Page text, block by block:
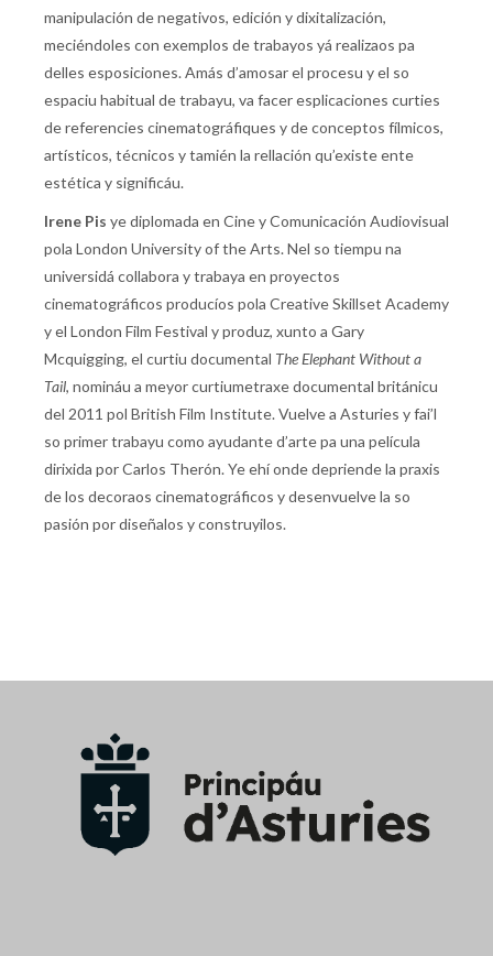
manipulación de negativos, edición y dixitalización,
meciéndoles con exemplos de trabayos yá realizaos pa
delles esposiciones. Amás d’amosar el procesu y el so
espaciu habitual de trabayu, va facer esplicaciones curties
de referencies cinematográfiques y de conceptos fílmicos,
artísticos, técnicos y tamién la rellación qu’existe ente
estética y significáu.
Irene Pis ye diplomada en Cine y Comunicación Audiovisual
pola London University of the Arts. Nel so tiempu na
universidá collabora y trabaya en proyectos
cinematográficos producíos pola Creative Skillset Academy
y el London Film Festival y produz, xunto a Gary
Mcquigging, el curtiu documental The Elephant Without a
Tail, nomináu a meyor curtiumetraxe documental británicu
del 2011 pol British Film Institute. Vuelve a Asturies y fai’l
so primer trabayu como ayudante d’arte pa una película
dirixida por Carlos Therón. Ye ehí onde depriende la praxis
de los decoraos cinematográficos y desenvuelve la so
pasión por diseñalos y construyilos.